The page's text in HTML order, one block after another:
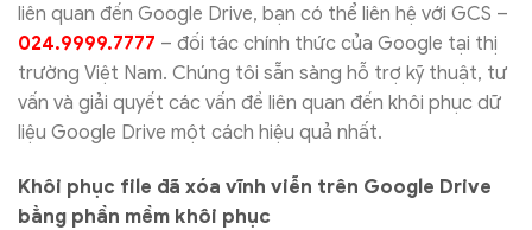
liên quan đến Google Drive, bạn có thể liên hệ với GCS –
024.9999.7777 – đối tác chính thức của Google tại thị
trường Việt Nam. Chúng tôi sẵn sàng hỗ trợ kỹ thuật, tư
vấn và giải quyết các vấn đề liên quan đến khôi phục dữ
liệu Google Drive một cách hiệu quả nhất.
Khôi phục file đã xóa vĩnh viễn trên Google Drive
bằng phần mềm khôi phục